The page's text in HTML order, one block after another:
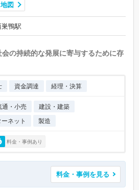
地図
巣鴨駅
の持続的な発展に寄与するために存
資金調達 経理・決算
通・小売
建設・建築
ネット
製造
料金・事例あり
料金・事例を見る